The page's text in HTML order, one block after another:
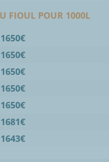
FIOUL POUR 1000L
1650€
1650€
1650€
1650€
1650€
1681€
1643€